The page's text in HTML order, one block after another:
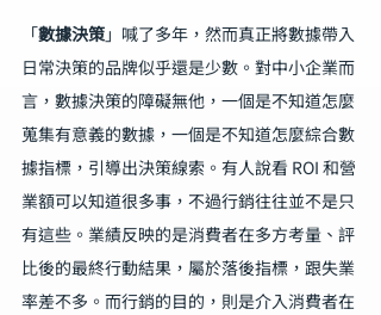
「數據決策」喊了多年，然而真正將數據帶入
日常決策的品牌似乎還是少數。對中小企業而
言，數據決策的障礙無他，一個是不知道怎麼
蒐集有意義的數據，一個是不知道怎麼綜合數
據指標，引導出決策線索。有人說看 ROI 和營
業額可以知道很多事，不過行銷往往並不是只
有這些。業績反映的是消費者在多方考量、評
比後的最終行動結果，屬於落後指標，跟失業
率差不多。而行銷的目的，則是介入消費者在